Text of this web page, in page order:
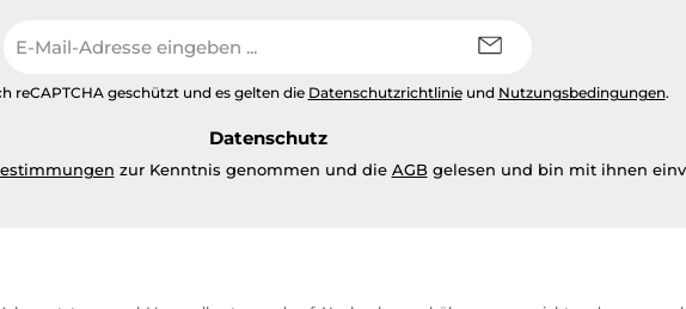
Mail-
reCAPTCHA geschützt und es gelten die Datenschutzrichtlinieund Nutzungsbedingungen.
Datenschutz
zur Kenntnis genommen und die AGBgelesen und bin mit ihnen